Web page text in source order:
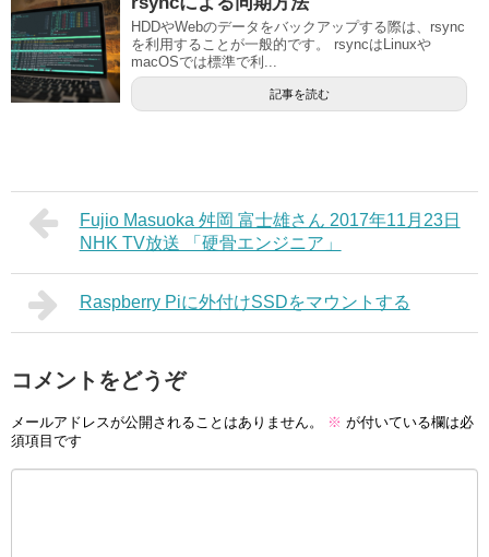
HDDやWebのデータをバックアップする際は、rsync
を利用することが一般的です。 rsyncはLinuxや
macOSでは標準で利...
記事を読む
Fujio Masuoka 舛岡 富士雄さん 2017年11月23日
NHK TV放送 「硬骨エンジニア」
Raspberry Piに外付けSSDをマウントする
コメントをどうぞ
メールアドレスが公開されることはありません。 ※ が付いている欄は必
須項目です